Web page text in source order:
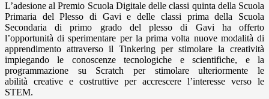
L’adesione al Premio Scuola Digitale delle classi quinta della Scuola
Primaria del Plesso di Gavi e delle classi prima della Scuola
Secondaria di primo grado del plesso di Gavi ha offerto
l’opportunità di sperimentare per la prima volta nuove modalità di
apprendimento attraverso il Tinkering per stimolare la creatività
impiegando le conoscenze tecnologiche e scientifiche, e la
programmazione su Scratch per stimolare ulteriormente le
abilità creative e costruttive per accrescere l’interesse verso le
STEM.